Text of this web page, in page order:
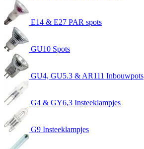
E14 & E27 PAR spots
GU10 Spots
GU4, GU5.3 & AR111 Inbouwpots
G4 & GY6,3 Insteeklampjes
G9 Insteeklampjes